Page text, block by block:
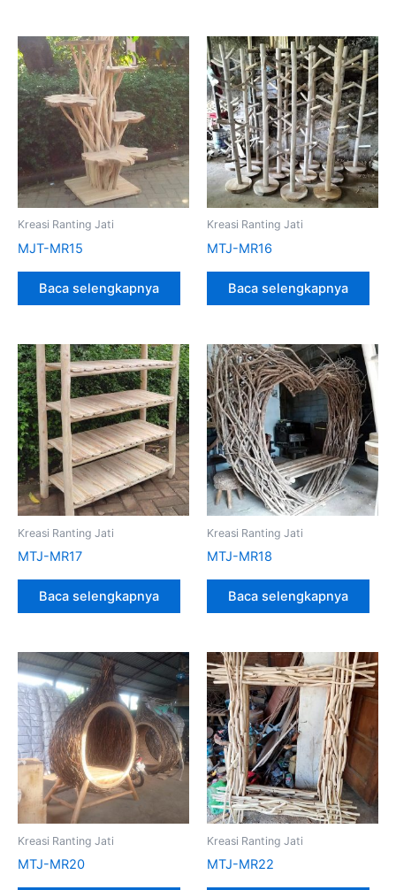
Kreasi Ranting Jati
MJT-MR15
Baca selengkapnya
Kreasi Ranting Jati
MTJ-MR16
Baca selengkapnya
Kreasi Ranting Jati
MTJ-MR17
Baca selengkapnya
Kreasi Ranting Jati
MTJ-MR18
Baca selengkapnya
Kreasi Ranting Jati
MTJ-MR20
Kreasi Ranting Jati
MTJ-MR22